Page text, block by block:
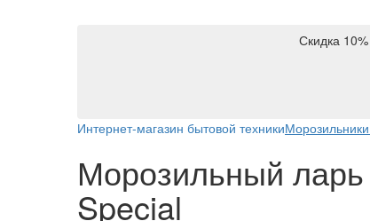
Скидка
Интернет-магазин бытовой техники
Морозильный
Special